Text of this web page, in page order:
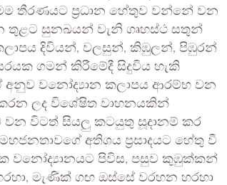
තීරණයට ප්‍රධාන හේතුව වන්නේ වන
තුළට සුනඛයන් වැනි ගෘහස්ථ සතුන්
දිවියන්, වලසුන්, කිඹුලන්, පිඹුරන්
ගමන් කිරීමේදී සිදුවිය හැකි
අනුව වනෝද්‍යාන කලාපය ආරම්භ වන
ලද විශේෂිත වාහනයකින්
වන විටත් සියලු කටයුතු සූදානම් කර
අතිශය ප්‍රසාදයට හේතු වී
වනෝද්‍යානයට පිවිස, පසුව කුඹුක්කන්
මැණික් ගඟ ඔස්සේ වරහන හරහා